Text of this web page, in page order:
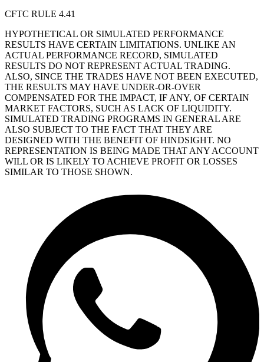
CFTC RULE 4.41
HYPOTHETICAL OR SIMULATED PERFORMANCE
RESULTS HAVE CERTAIN LIMITATIONS. UNLIKE AN
ACTUAL PERFORMANCE RECORD, SIMULATED
RESULTS DO NOT REPRESENT ACTUAL TRADING.
ALSO, SINCE THE TRADES HAVE NOT BEEN EXECUTED,
THE RESULTS MAY HAVE UNDER-OR-OVER
COMPENSATED FOR THE IMPACT, IF ANY, OF CERTAIN
MARKET FACTORS, SUCH AS LACK OF LIQUIDITY.
SIMULATED TRADING PROGRAMS IN GENERAL ARE
ALSO SUBJECT TO THE FACT THAT THEY ARE
DESIGNED WITH THE BENEFIT OF HINDSIGHT. NO
REPRESENTATION IS BEING MADE THAT ANY ACCOUNT
WILL OR IS LIKELY TO ACHIEVE PROFIT OR LOSSES
SIMILAR TO THOSE SHOWN.